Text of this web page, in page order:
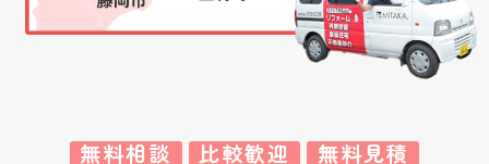
無料相談 比較歓迎
無料見積